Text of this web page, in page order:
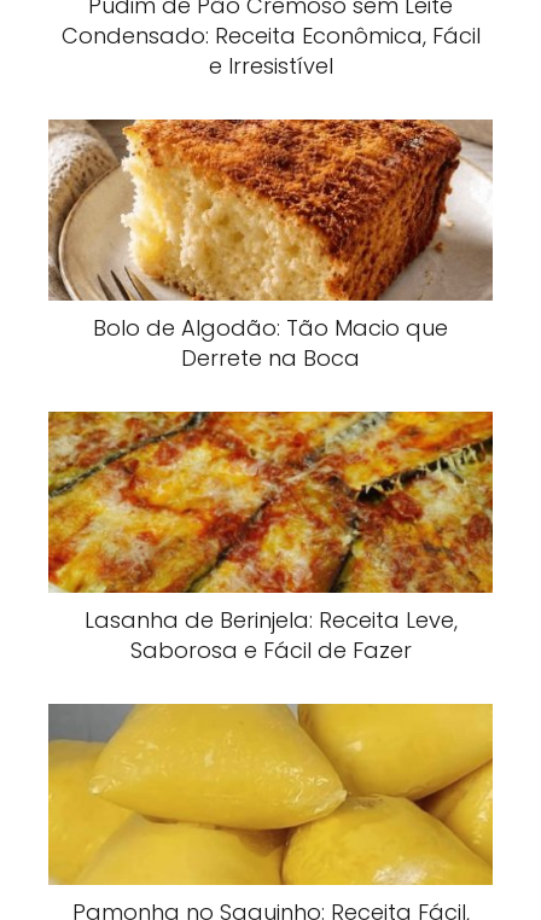
Condensado: Receita Econômica, Fácil
e Irresistível
Bolo de Algodão: Tão Macio que
Derrete na Boca
Lasanha de Berinjela: Receita Leve,
Saborosa e Fácil de Fazer
Pamonha no Saquinho: Receita Fácil,